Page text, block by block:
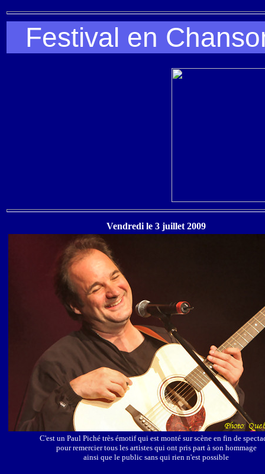
Festival en
Vendredi le 3 juillet 2009
C'est un Paul Piché très émotif qui est monté sur scène en fin de
pour remercier tous les artistes qui ont pris part à son hommage
ainsi que le public sans qui rien n'est possible